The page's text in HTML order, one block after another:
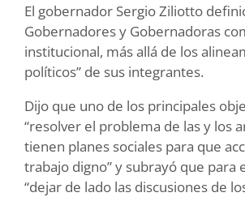
El gobernador Sergio Ziliotto
Gobernadores y Gobernadoras
institucional, más allá de los
políticos” de sus integrantes.
Dijo que uno de los principales
“resolver el problema de las y los
tienen planes sociales para que
trabajo digno” y subrayó que para
“dejar de lado las discusiones de